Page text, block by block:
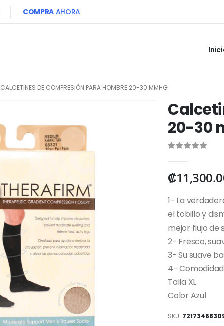
COMPRAAHORA
CALCETINES DE COMPRESIÓN PARA HOMBRE 20-30 MMHG
20-30
₡
1- La
el tobillo y
mejor flujo de
2- Fresco,
3- Su suave
4-
Talla XL
Color Azul
SKU: